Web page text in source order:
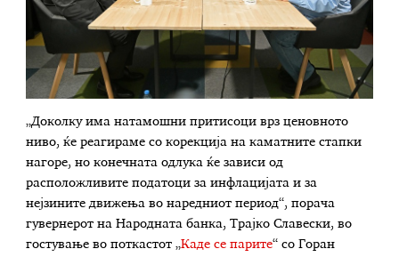
„Доколку има натамошни притисоци врз ценовното
ниво, ќе реагираме со корекција на каматните стапки
нагоре, но конечната одлука ќе зависи од
расположливите податоци за инфлацијата и за
нејзините движења во наредниот период“, порача
гувернерот на Народната банка, Трајко Славески, во
гостување во поткастот „Каде се парите“ со Горан